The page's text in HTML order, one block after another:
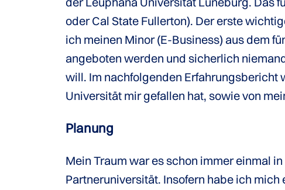
oder Cal State Fullerton). Der erste
ich meinen Minor (E-Business) aus dem
angeboten werden und sicherlich
will. Im nachfolgenden Erfahrungsbericht
Universität mir gefallen hat, sowie von
Planung
Mein Traum war es schon immer einmal
Partneruniversität. Insofern habe ich mich